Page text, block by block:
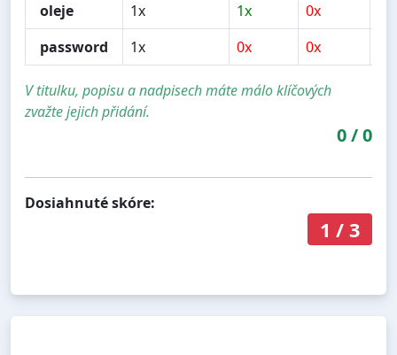
oleje
1x 1x 0x
password
1x 0x 0x
V titulku, popisu a nadpisech máte málo klíčových
zvažte jejich přidání.
0/0
Dosiahnuté skóre:
1 / 3